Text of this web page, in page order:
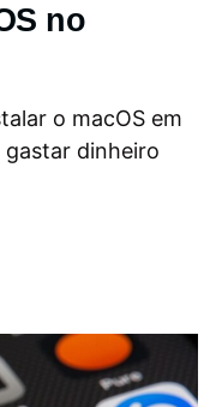
no
o macOS em
dinheiro